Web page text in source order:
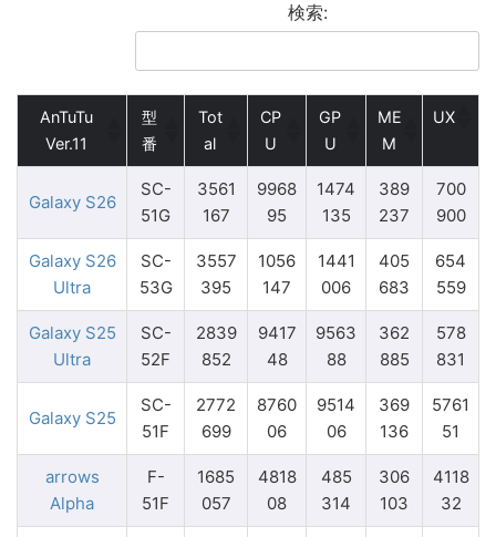
検索:
AnTuTu
Ver.11
型
番
Tot
al
CP
U
GP
U
ME
M
UX
Galaxy S26
SC-
51G
3561
167
9968
95
1474
135
389
237
700
900
Galaxy S26
Ultra
SC-
53G
3557
395
1056
147
1441
006
405
683
654
559
Galaxy S25
Ultra
SC-
52F
2839
852
9417
48
9563
88
362
885
578
831
Galaxy S25
SC-
51F
2772
699
8760
06
9514
06
369
136
5761
51
arrows
Alpha
F-
51F
1685
057
4818
08
485
314
306
103
4118
32